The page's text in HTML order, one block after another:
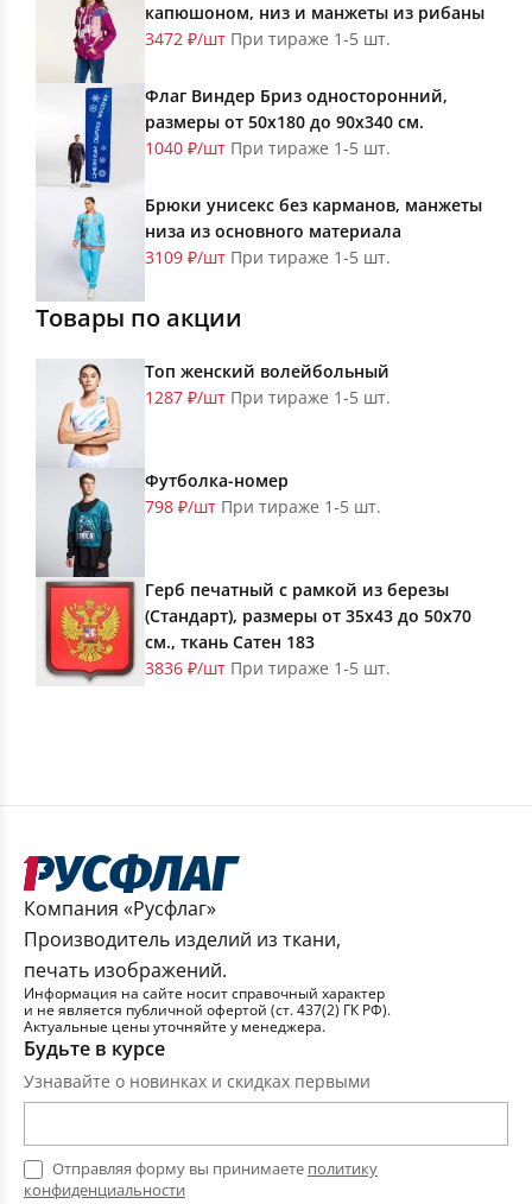
капюшоном, низ и манжеты из рибаны
3472 ₽/шт При тираже 1-5 шт.
Флаг Виндер Бриз односторонний,
размеры от 50х180 до 90х340 см.
1040 ₽/шт При тираже 1-5 шт.
Брюки унисекс без карманов, манжеты
низа из основного материала
3109 ₽/шт При тираже 1-5 шт.
Товары по акции
Топ женский волейбольный
1287 ₽/шт При тираже 1-5 шт.
Футболка-номер
798 ₽/шт При тираже 1-5 шт.
Герб печатный с рамкой из березы
(Стандарт), размеры от 35х43 до 50х70
см., ткань Сатен 183
3836 ₽/шт При тираже 1-5 шт.
Компания «Русфлаг»
Производитель изделий из ткани,
печать изображений.
Информация на сайте носит справочный характер
и не является публичной офертой (ст. 437(2) ГК РФ).
Актуальные цены уточняйте у менеджера.
Будьте в курсе
Узнавайте о новинках и скидках первыми
Отправляя форму вы принимаете политику
конфиденциальности